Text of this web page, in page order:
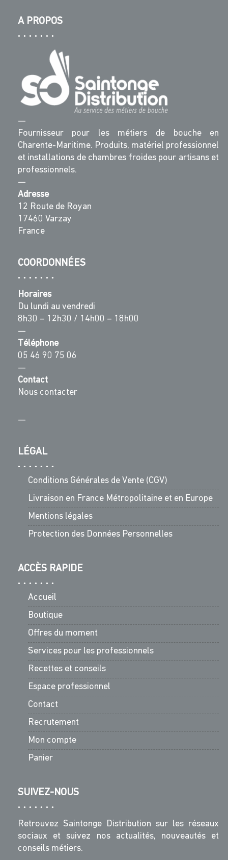
A PROPOS
—
Fournisseur pour les métiers de bouche en
Charente-Maritime. Produits, matériel professionnel
et installations de chambres froides pour artisans et
professionnels.
—
Adresse
12 Route de Royan
17460 Varzay
France
COORDONNÉES
Horaires
Du lundi au vendredi
8h30 – 12h30 / 14h00 – 18h00
—
Téléphone
05 46 90 75 06
—
Contact
Nous contacter
—
LÉGAL
Conditions Générales de Vente (CGV)
Livraison en France Métropolitaine et en Europe
Mentions légales
Protection des Données Personnelles
ACCÈS RAPIDE
Accueil
Boutique
Offres du moment
Services pour les professionnels
Recettes et conseils
Espace professionnel
Contact
Recrutement
Mon compte
Panier
SUIVEZ-NOUS
Retrouvez Saintonge Distribution sur les réseaux
sociaux et suivez nos actualités, nouveautés et
conseils métiers.